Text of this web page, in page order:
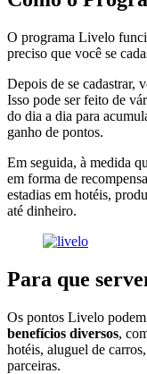
O programa Livelo
preciso que você se
Depois de se cadastrar,
Isso pode ser feito de
do dia a dia para
ganho de pontos.
Em seguida, à medida
em forma de
estadias em hotéis,
até dinheiro.
Para que
Os pontos Livelo podem
benefícios diversos,
hotéis, aluguel de
parceiras.